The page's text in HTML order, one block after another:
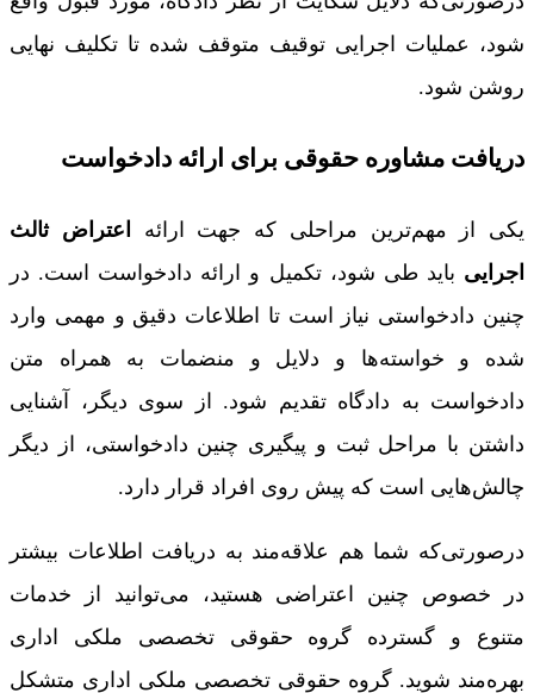
شود، عملیات اجرایی توقیف متوقف شده تا تکلیف نهایی
روشن شود.
دریافت مشاوره حقوقی برای ارائه دادخواست
یکی از مهم‌ترین مراحلی که جهت ارائه
اعتراض ثالث
اجرایی باید طی شود، تکمیل و ارائه دادخواست است. در
چنین دادخواستی نیاز است تا اطلاعات دقیق و مهمی وارد
شده و خواسته‌ها و دلایل و منضمات به همراه متن
دادخواست به دادگاه تقدیم شود. از سوی دیگر، آشنایی
داشتن با مراحل ثبت و پیگیری چنین دادخواستی، از دیگر
چالش‌هایی است که پیش روی افراد قرار دارد.
درصورتی‌که شما هم علاقه‌مند به دریافت اطلاعات بیشتر
در خصوص چنین اعتراضی هستید، می‌توانید از خدمات
متنوع و گسترده گروه حقوقی تخصصی ملکی اداری
بهره‌مند شوید. گروه حقوقی تخصصی ملکی اداری متشکل